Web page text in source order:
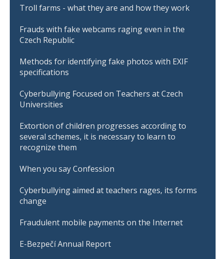
Troll farms - what they are and how they work
Frauds with fake webcams raging even in the
Czech Republic
Methods for identifying fake photos with EXIF
specifications
Cyberbullying Focused on Teachers at Czech
Universities
Extortion of children progresses according to
several schemes, it is necessary to learn to
recognize them
When you say Confession
Cyberbullying aimed at teachers rages, its forms
change
Fraudulent mobile payments on the Internet
E-Bezpečí Annual Report